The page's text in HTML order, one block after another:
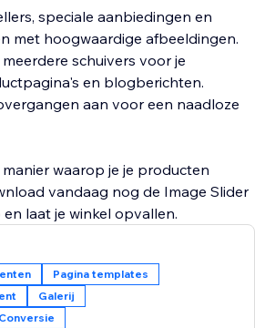
speciale aanbiedingen en
met hoogwaardige afbeeldingen.
schuivers voor je
en blogberichten.
aan voor een naadloze
waarop je je producten
vandaag nog de Image Slider
laat je winkel opvallen.
Pagina templates
Galerij
Conversie